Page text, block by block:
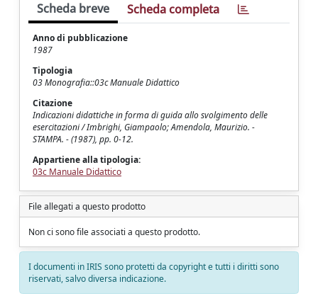
Scheda breve Scheda completa
Anno di pubblicazione
1987
Tipologia
03 Monografia::03c Manuale Didattico
Citazione
Indicazioni didattiche in forma di guida allo svolgimento delle
esercitazioni / Imbrighi, Giampaolo; Amendola, Maurizio. -
STAMPA. - (1987), pp. 0-12.
Appartiene alla tipologia:
03c Manuale Didattico
File allegati a questo prodotto
Non ci sono file associati a questo prodotto.
I documenti in IRIS sono protetti da copyright e tutti i diritti sono
riservati, salvo diversa indicazione.